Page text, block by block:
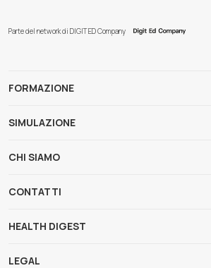
Parte del network di DIGIT ED Company
FORMAZIONE
SIMULAZIONE
CHI SIAMO
CONTATTI
HEALTH DIGEST
LEGAL